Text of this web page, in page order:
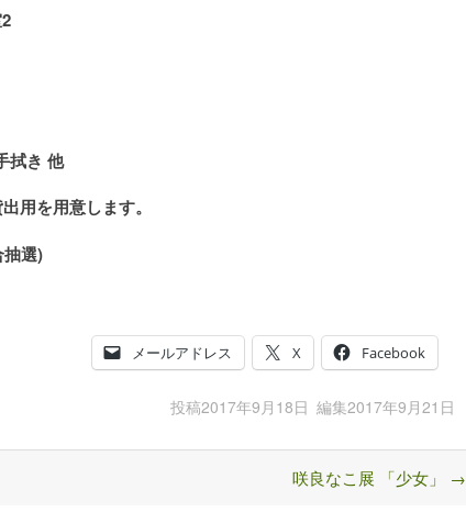
拭き 他
用意します。
選)
メールアドレス X Facebook
投稿2017年9月18日 編集2017年9月21日
咲良なこ展 「少女」 →